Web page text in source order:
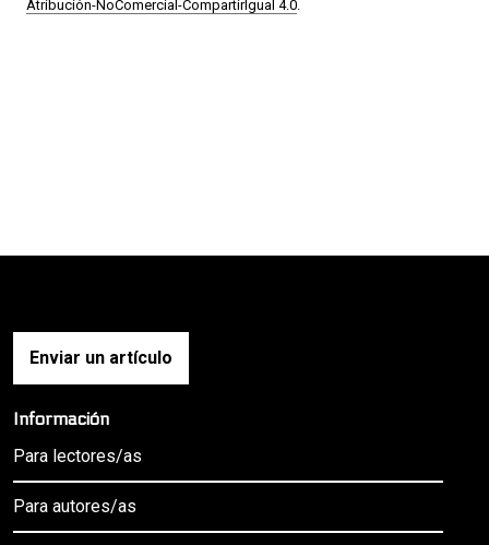
Atribución-NoComercial-CompartirIgual 4.0.
Enviar un artículo
Información
Para lectores/as
Para autores/as